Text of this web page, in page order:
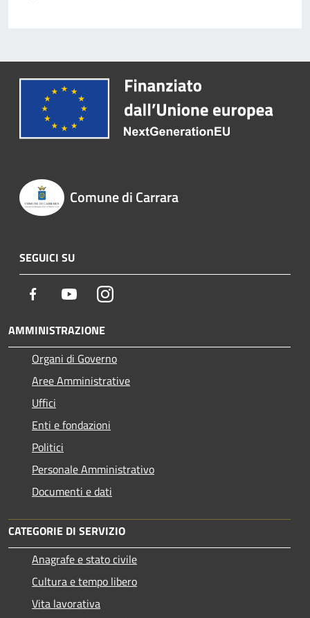
Comune di Carrara
SEGUICI SU
Facebook YoutubeInstagram
AMMINISTRAZIONE
Organi di Governo
Aree Amministrative
Uffici
Enti e fondazioni
Politici
Personale Amministrativo
Documenti e dati
CATEGORIE DI SERVIZIO
Anagrafe e stato civile
Cultura e tempo libero
Vita lavorativa